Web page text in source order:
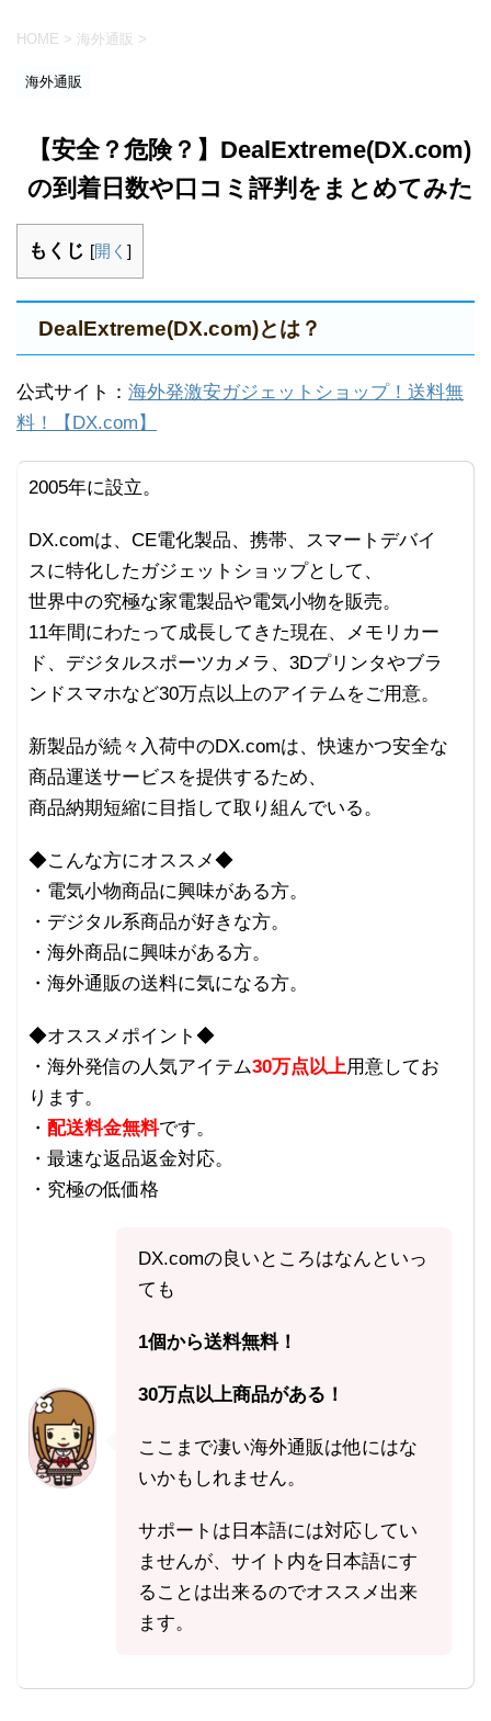
HOME > 海外通販 >
海外通販
【安全？危険？】DealExtreme(DX.com)
の到着日数や口コミ評判をまとめてみた
もくじ [開く ]
DealExtreme(DX.com)とは？
公式サイト： 海外発激安ガジェットショップ！送料無
料！【DX.com】
2005年に設立。
DX.comは、CE電化製品、携帯、スマートデバイ
スに特化したガジェットショップとして、
世界中の究極な家電製品や電気小物を販売。
11年間にわたって成長してきた現在、メモリカー
ド、デジタルスポーツカメラ、3Dプリンタやブラ
ンドスマホなど30万点以上のアイテムをご用意。
新製品が続々入荷中のDX.comは、快速かつ安全な
商品運送サービスを提供するため、
商品納期短縮に目指して取り組んでいる。
◆こんな方にオススメ◆
・電気小物商品に興味がある方。
・デジタル系商品が好きな方。
・海外商品に興味がある方。
・海外通販の送料に気になる方。
◆オススメポイント◆
・海外発信の人気アイテム30万点以上用意してお
ります。
・ 配送料金無料です。
・最速な返品返金対応。
・究極の低価格
DX.comの良いところはなんといっ
ても
1個から送料無料！
30万点以上商品がある！
ここまで凄い海外通販は他にはな
いかもしれません。
サポートは日本語には対応してい
ませんが、サイト内を日本語にす
ることは出来るのでオススメ出来
ます。